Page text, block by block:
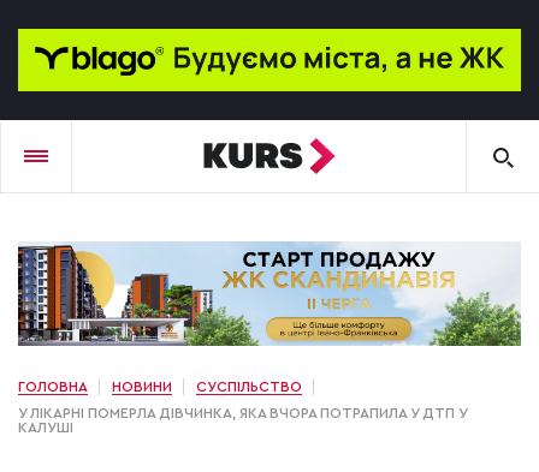
ГОЛОВНА НОВИНИ
СУСПІЛЬСТВО
У ЛІКАРНІ ПОМЕРЛА ДІВЧИНКА, ЯКА ВЧОРА ПОТРАПИЛА У ДТП У
КАЛУШІ